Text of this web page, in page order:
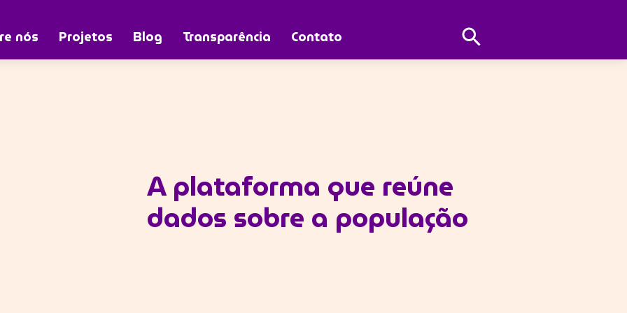
nós Projetos Blog Transparência Contato
Abrir
Pesquisa
no Brasil
A plataforma que reúne
dados sobre a população